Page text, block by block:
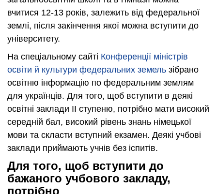
вчитися 12-13 років, залежить від федеральної
землі, після закінчення якої можна вступити до
університету.
На спеціальному сайті Конференції міністрів
освіти й культури федеральних земель зібрано
освітню інформацію по федеральним землям
для українців. Для того, щоб вступити в деякі
освітні заклади ІІ ступеню, потрібно мати високий
середній бал, високий рівень знань німецької
мови та скласти вступний екзамен. Деякі учбові
заклади приймають учнів без іспитів.
Для того, щоб вступити до
бажаного учбового закладу,
потрібно